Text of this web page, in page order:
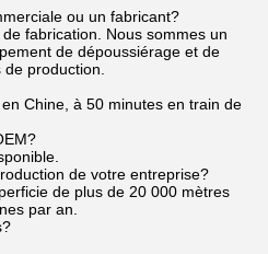
ou un fabricant?
fabrication. Nous sommes un
de dépoussiérage et de
production.
Chine, à 50 minutes en train de
de votre entreprise?
de plus de 20 000 mètres
par an.